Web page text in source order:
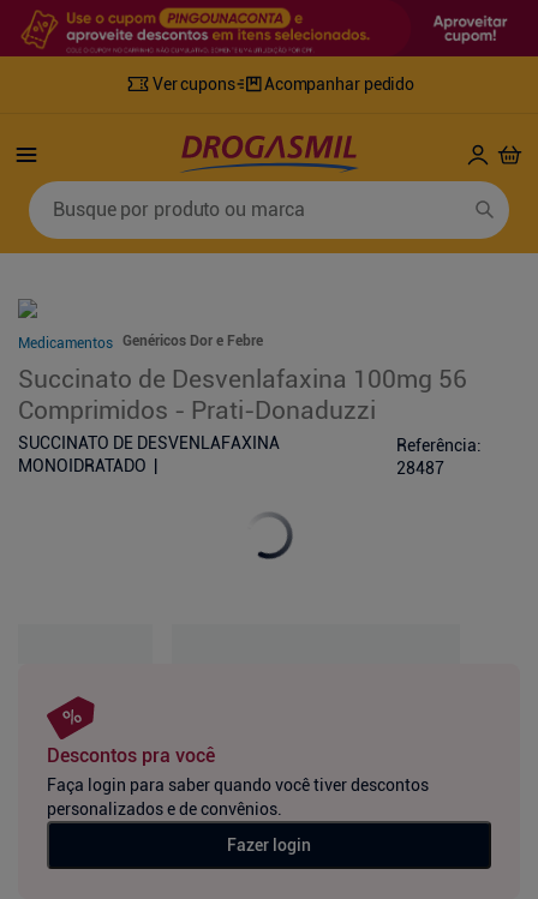
Ver cupons Acompanhar pedido
Busque por produto ou marca
Medicamentos Genéricos Dor e Febre
Succinato de Desvenlafaxina 100mg 56
Comprimidos - Prati-Donaduzzi
SUCCINATO DE DESVENLAFAXINA
MONOIDRATADO
Referência:
28487
Descontos pra você
Faça login para saber quando você tiver descontos
personalizados e de convênios.
Fazer login
Termos mais buscados
4º
mounjaro
fralda geriatrica shampoo